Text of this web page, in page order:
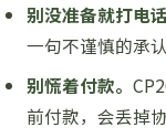
别没准备就打电话
一句不谨慎的承
别慌着付款。
前付款，会丢掉